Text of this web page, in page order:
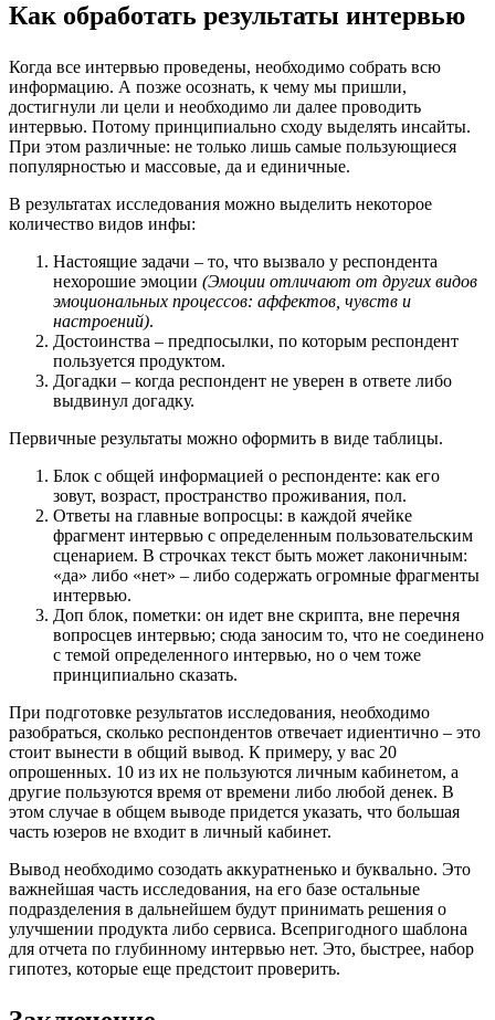
Как обработать результаты интервью
Когда все интервью проведены, необходимо собрать всю
информацию. А позже осознать, к чему мы пришли,
достигнули ли цели и необходимо ли далее проводить
интервью. Потому принципиально сходу выделять инсайты.
При этом различные: не только лишь самые пользующиеся
популярностью и массовые, да и единичные.
В результатах исследования можно выделить некоторое
количество видов инфы:
Настоящие задачи – то, что вызвало у респондента
нехорошие эмоции (Эмоции отличают от других видов
эмоциональных процессов: аффектов, чувств и
настроений).
Достоинства – предпосылки, по которым респондент
пользуется продуктом.
Догадки – когда респондент не уверен в ответе либо
выдвинул догадку.
Первичные результаты можно оформить в виде таблицы.
Блок с общей информацией о респонденте: как его
зовут, возраст, пространство проживания, пол.
Ответы на главные вопросцы: в каждой ячейке
фрагмент интервью с определенным пользовательским
сценарием. В строчках текст быть может лаконичным:
«да» либо «нет» – либо содержать огромные фрагменты
интервью.
Доп блок, пометки: он идет вне скрипта, вне перечня
вопросцев интервью; сюда заносим то, что не соединено
с темой определенного интервью, но о чем тоже
принципиально сказать.
При подготовке результатов исследования, необходимо
разобраться, сколько респондентов отвечает идиентично – это
стоит вынести в общий вывод. К примеру, у вас 20
опрошенных. 10 из их не пользуются личным кабинетом, а
другие пользуются время от времени либо любой денек. В
этом случае в общем выводе придется указать, что большая
часть юзеров не входит в личный кабинет.
Вывод необходимо созодать аккуратненько и буквально. Это
важнейшая часть исследования, на его базе остальные
подразделения в дальнейшем будут принимать решения о
улучшении продукта либо сервиса. Всепригодного шаблона
для отчета по глубинному интервью нет. Это, быстрее, набор
гипотез, которые еще предстоит проверить.